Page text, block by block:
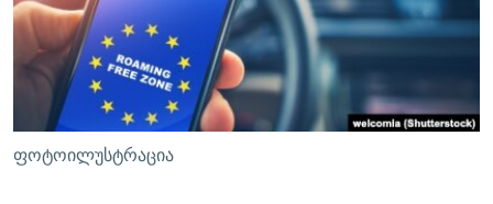
ᲛᲝᲚᲐᲞᲐᲠᲐᲙᲔ ᲢᲔᲥᲡᲢᲔᲑᲘ
ᲨᲘᲜ - ᲣᲪᲮᲝᲔᲗᲨᲘ
ᲚᲘᲢᲔᲠᲐᲢᲣᲠᲣᲚᲘ ᲬᲐᲮᲜᲐᲒᲔᲑᲘ
ᲐᲛᲔᲠᲘᲙᲣᲚᲘ ᲛᲝᲗᲮᲠᲝᲑᲐ
ᲩᲔᲛᲘ ᲡᲘᲙᲕᲓᲘᲚᲘᲡ ᲛᲘᲖᲔᲖᲘᲐ COVID-19
11 ᲬᲔᲚᲘ - 11 ᲐᲛᲑᲐᲕᲘ
ᲡᲐᲞᲐᲠᲚᲐᲛᲔᲜᲢᲝ ᲐᲠᲩᲔᲕᲜᲔᲑᲘᲡ ᲘᲡᲢᲝᲠᲘᲐ
ᲑᲐᲕᲨᲕᲔᲑᲘ ᲞᲠᲝᲡᲢᲘᲢᲣᲪᲘᲐᲨᲘ - ᲐᲛᲝᲣᲗᲥᲛᲔᲚᲘ ᲐᲛᲑᲐᲕᲘ
ᲒᲐᲛᲝᲘᲬᲔᲠᲔ
რთე/რთ-ის ყველა საიტი
ფოტოილუსტრაცია